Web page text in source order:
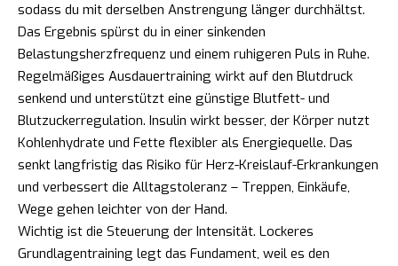
sodass du mit derselben Anstrengung länger durchhältst.
Das Ergebnis spürst du in einer sinkenden
Belastungsherzfrequenz und einem ruhigeren Puls in Ruhe.
Regelmäßiges Ausdauertraining wirkt auf den Blutdruck
senkend und unterstützt eine günstige Blutfett- und
Blutzuckerregulation. Insulin wirkt besser, der Körper nutzt
Kohlenhydrate und Fette flexibler als Energiequelle. Das
senkt langfristig das Risiko für Herz-Kreislauf-Erkrankungen
und verbessert die Alltagstoleranz – Treppen, Einkäufe,
Wege gehen leichter von der Hand.
Wichtig ist die Steuerung der Intensität. Lockeres
Grundlagentraining legt das Fundament, weil es den